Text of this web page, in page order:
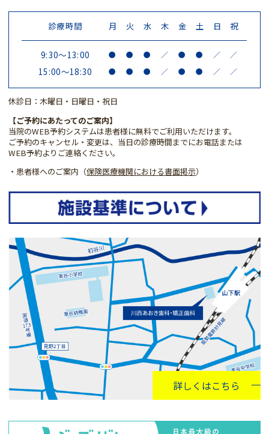
診療時間 月 火 水 木 金 土 日 祝
9:30～13:00 ● ● ● ／ ● ● ／ ／
15:00～18:30 ● ● ● ／ ● ● ／ ／
休診日：木曜日・日曜日・祝日
【ご予約にあたってのご案内】
当院のWEB予約システムは患者様に無料でご利用いただけます。
ご予約のキャンセル・変更は、当日の診療時間までにお電話または
WEB予約よりご連絡ください。
・患者様へのご案内（保険医療機関における書面掲示）
詳しくはこちら